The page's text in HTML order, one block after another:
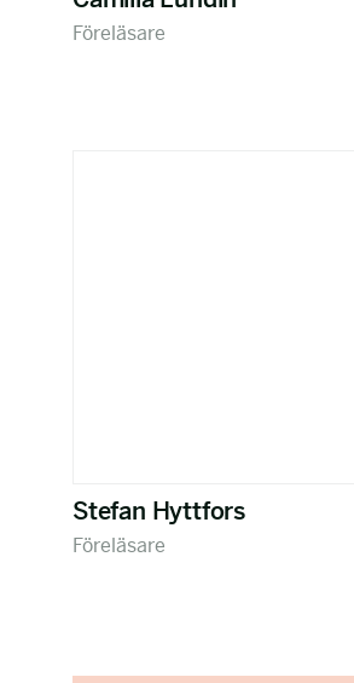
Föreläsare
Stefan Hyttfors
Föreläsare